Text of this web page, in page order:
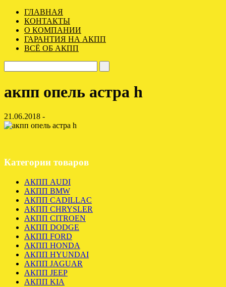
ГЛАВНАЯ
КОНТАКТЫ
О КОМПАНИИ
ГАРАНТИЯ НА АКПП
ВСЁ ОБ АКПП
акпп опель астра h
21.06.2018 -
Категории товаров
АКПП AUDI
АКПП BMW
АКПП CADILLAC
АКПП CHRYSLER
АКПП CITROEN
АКПП DODGE
АКПП FORD
АКПП HONDA
АКПП HYUNDAI
АКПП JAGUAR
АКПП JEEP
АКПП KIA